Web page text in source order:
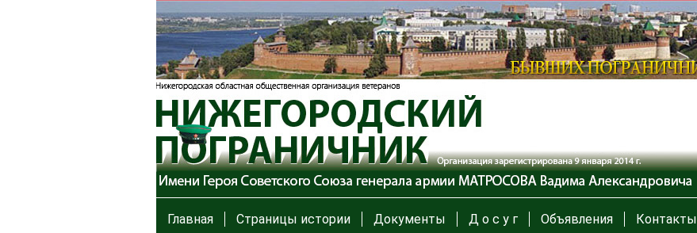
Главная Страницы истории Документы Д о с у г Объявления Контакты